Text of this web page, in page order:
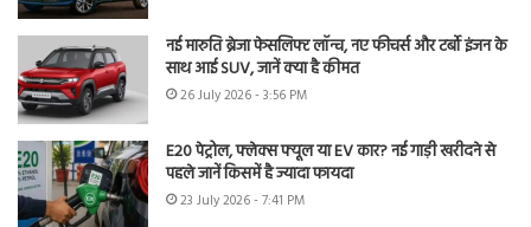
नई मारुति ब्रेजा फेसलिफ्ट लॉन्च, नए फीचर्स और टर्बो इंजन के
साथ आई SUV, जानें क्या है कीमत
26 July 2026 - 3:56 PM
E20 पेट्रोल, फ्लेक्स फ्यूल या EV कार? नई गाड़ी खरीदने से
पहले जानें किसमें है ज्यादा फायदा
23 July 2026 - 7:41 PM